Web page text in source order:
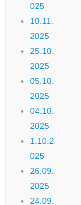
025
10.11.
2025
25.10.
2025
05.10.
2025
04.10.
2025
1.10.2
025
26.09.
2025
24.09.